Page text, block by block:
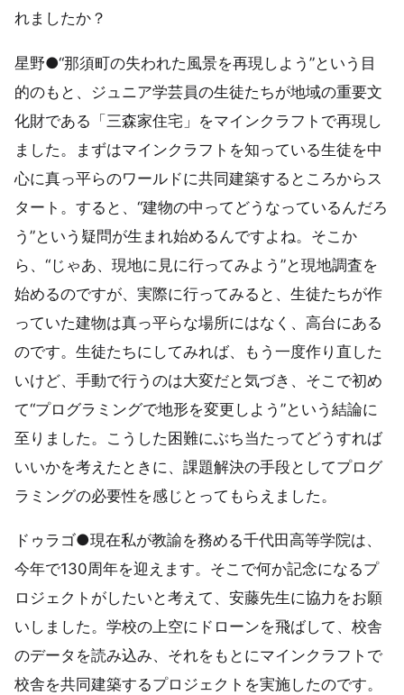
れましたか？
星野●“那須町の失われた風景を再現しよう”という目
的のもと、ジュニア学芸員の生徒たちが地域の重要文
化財である「三森家住宅」をマインクラフトで再現し
ました。まずはマインクラフトを知っている生徒を中
心に真っ平らのワールドに共同建築するところからス
タート。すると、“建物の中ってどうなっているんだろ
う”という疑問が生まれ始めるんですよね。そこか
ら、“じゃあ、現地に見に行ってみよう”と現地調査を
始めるのですが、実際に行ってみると、生徒たちが作
っていた建物は真っ平らな場所にはなく、高台にある
のです。生徒たちにしてみれば、もう一度作り直した
いけど、手動で行うのは大変だと気づき、そこで初め
て“プログラミングで地形を変更しよう”という結論に
至りました。こうした困難にぶち当たってどうすれば
いいかを考えたときに、課題解決の手段としてプログ
ラミングの必要性を感じとってもらえました。
ドゥラゴ●現在私が教諭を務める千代田高等学院は、
今年で130周年を迎えます。そこで何か記念になるプ
ロジェクトがしたいと考えて、安藤先生に協力をお願
いしました。学校の上空にドローンを飛ばして、校舎
のデータを読み込み、それをもとにマインクラフトで
校舎を共同建築するプロジェクトを実施したのです。